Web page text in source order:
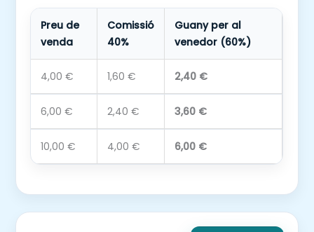
Preu de
venda
Comissió
40%
Guany per al
venedor (60%)
4,00 € 1,60 € 2,40 €
6,00 € 2,40 € 3,60 €
10,00 € 4,00 € 6,00 €